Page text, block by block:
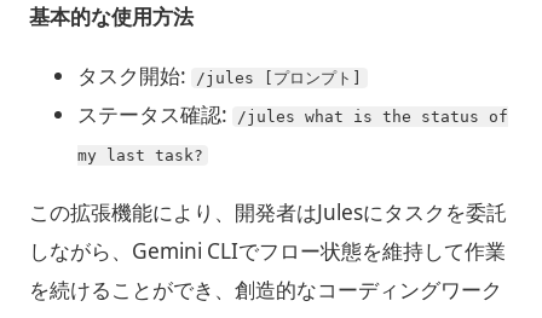
基本的な使用方法
タスク開始: /jules [プロンプト]
ステータス確認: /jules what is the status of
my last task?
この拡張機能により、開発者はJulesにタスクを委託
しながら、Gemini CLIでフロー状態を維持して作業
を続けることができ、創造的なコーディングワーク